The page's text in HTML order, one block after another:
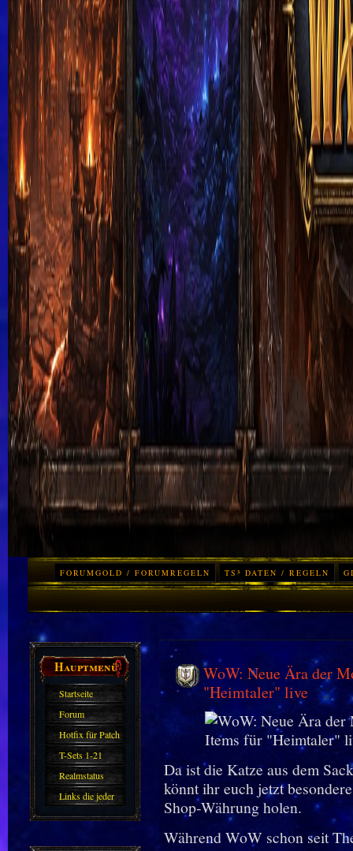
FORUMGOLD / FORUMREGELN TS³ DATEN / REGELN
Hauptmenü
Startseite
Forum
Hotfix für Patch
11.X
T-Sets 1-21
Realmstatus
Links die jeder
kennen sollte?!
WoW: Neue Ära der
"Heimtaler" live
Da ist die Katze aus dem
könnt ihr euch jetzt
Shop-Währung holen.
Während WoW schon seit